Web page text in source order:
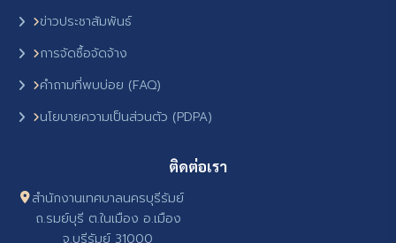
ข่าวประชาสัมพันธ์
การจัดซื้อจัดจ้าง
คำถามที่พบบ่อย (FAQ)
นโยบายความเป็นส่วนตัว (PDPA)
ติดต่อเรา
สำนักงานเทศบาลนครบุรีรัมย์
ถ.รมย์บุรี ต.ในเมือง อ.เมือง
จ.บุรีรัมย์ 31000